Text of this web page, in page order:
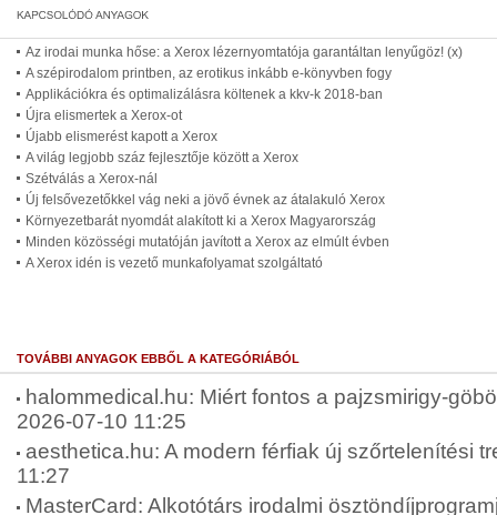
Az irodai munka hőse: a Xerox lézernyomtatója garantáltan lenyűgöz! (x)
A szépirodalom printben, az erotikus inkább e-könyvben fogy
Applikációkra és optimalizálásra költenek a kkv-k 2018-ban
Újra elismertek a Xerox-ot
Újabb elismerést kapott a Xerox
A világ legjobb száz fejlesztője között a Xerox
Szétválás a Xerox-nál
Új felsővezetőkkel vág neki a jövő évnek az átalakuló Xerox
Környezetbarát nyomdát alakított ki a Xerox Magyarország
Minden közösségi mutatóján javított a Xerox az elmúlt évben
A Xerox idén is vezető munkafolyamat szolgáltató
TOVÁBBI ANYAGOK EBBŐL A KATEGÓRIÁBÓL
halommedical.hu: Miért fontos a pajzsmirigy-
2026-07-10 11:25
aesthetica.hu: A modern férfiak új szőrtelenítési
11:27
MasterCard: Alkotótárs irodalmi